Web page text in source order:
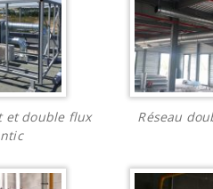
et double flux
Réseau